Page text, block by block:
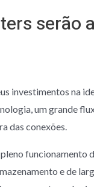
serão
investimentos na
um grande
das conexões.
funcionamento
e de